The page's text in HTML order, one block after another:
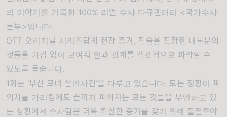
의 이야기를 기록한 100% 리얼 수사 다큐멘터리 <국가수사
본부>입니다.
OTT 오리지널 시리즈답게 현장 증거, 진술을 포함한 대부분의
것들을 가감 없이 보여줘 인과 관계를 객관적으로 파악할 수
있도록 돕습니다.
1화는 ‘부산 모녀 살인사건’을 다루고 있습니다. 모든 정황이 피
의자를 가리킴에도 끝까지 피의자는 모든 것들을 부인하고 있
는 상황에서 수사팀은 더욱 확실한 증거를 찾기 위해 불철주야